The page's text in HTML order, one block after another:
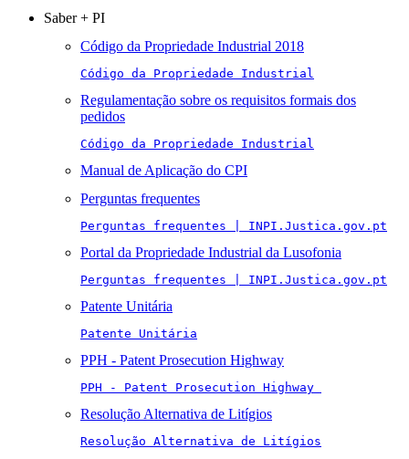
Saber + PI
Código da Propriedade Industrial 2018
Código da Propriedade Industrial
Regulamentação sobre os requisitos formais dos
pedidos
Código da Propriedade Industrial
Manual de Aplicação do CPI
Perguntas frequentes
Perguntas frequentes | INPI.Justica.gov.pt
Portal da Propriedade Industrial da Lusofonia
Perguntas frequentes | INPI.Justica.gov.pt
Patente Unitária
Patente Unitária
PPH - Patent Prosecution Highway
PPH - Patent Prosecution Highway
Resolução Alternativa de Litígios
Resolução Alternativa de Litígios